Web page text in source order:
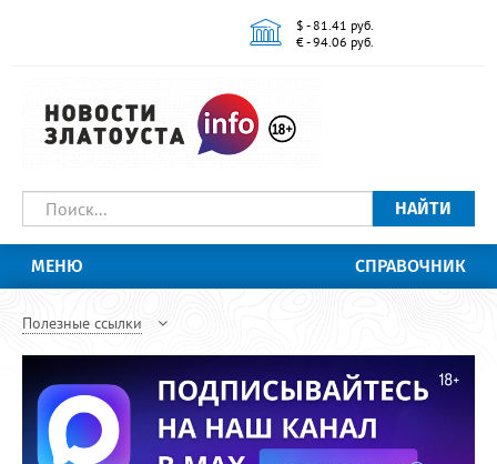
$ - 81.41 руб.
€ - 94.06 руб.
НАЙТИ
МЕНЮ СПРАВОЧНИК
Полезные ссылки